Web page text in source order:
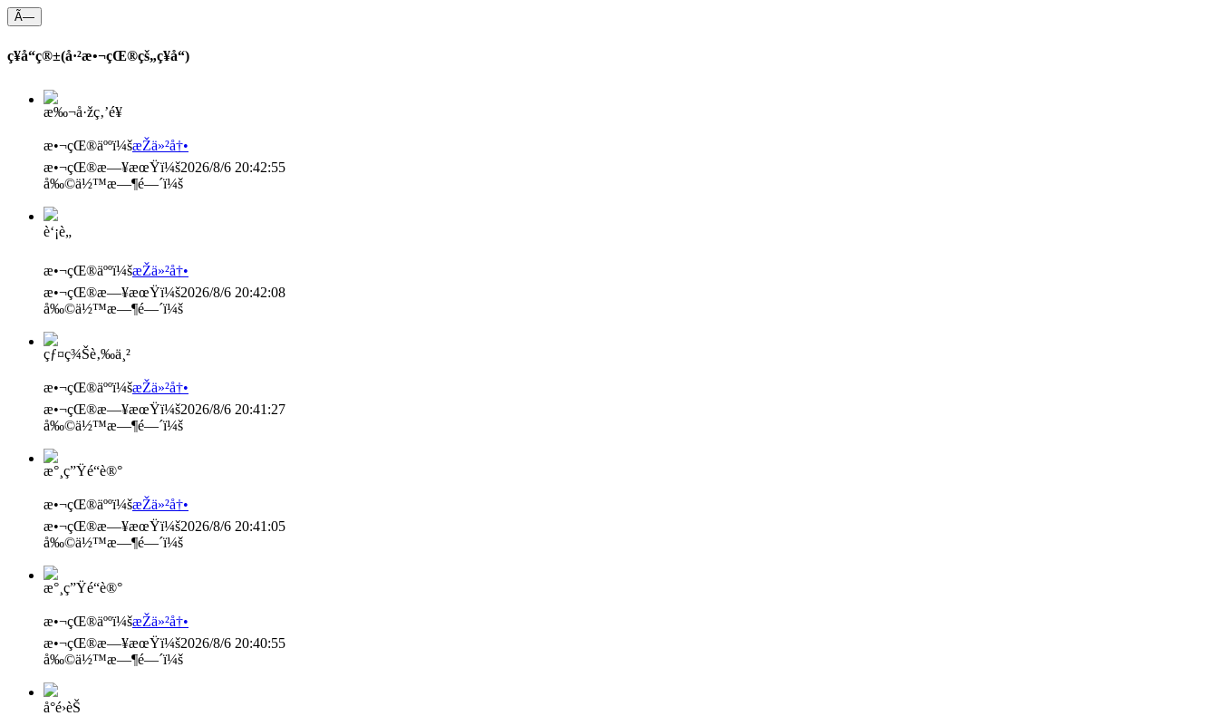
Ã—
ç¥­å“ç®±(å·²æ•¬çŒ®çš„ç¥­å“)
æ‰¬å·žç‚’é¥­
æ•¬çŒ®äººï¼šæŽä»²å†•
æ•¬çŒ®æ—¥æœŸï¼š2026/8/6 20:42:55
å‰©ä½™æ—¶é—´ï¼š
è‘¡è„
æ•¬çŒ®äººï¼šæŽä»²å†•
æ•¬çŒ®æ—¥æœŸï¼š2026/8/6 20:42:08
å‰©ä½™æ—¶é—´ï¼š
çƒ¤ç¾Šè‚‰ä¸²
æ•¬çŒ®äººï¼šæŽä»²å†•
æ•¬çŒ®æ—¥æœŸï¼š2026/8/6 20:41:27
å‰©ä½™æ—¶é—´ï¼š
æ°¸ç”Ÿé“­è®°
æ•¬çŒ®äººï¼šæŽä»²å†•
æ•¬çŒ®æ—¥æœŸï¼š2026/8/6 20:41:05
å‰©ä½™æ—¶é—´ï¼š
æ°¸ç”Ÿé“­è®°
æ•¬çŒ®äººï¼šæŽä»²å†•
æ•¬çŒ®æ—¥æœŸï¼š2026/8/6 20:40:55
å‰©ä½™æ—¶é—´ï¼š
å°é›èŠ